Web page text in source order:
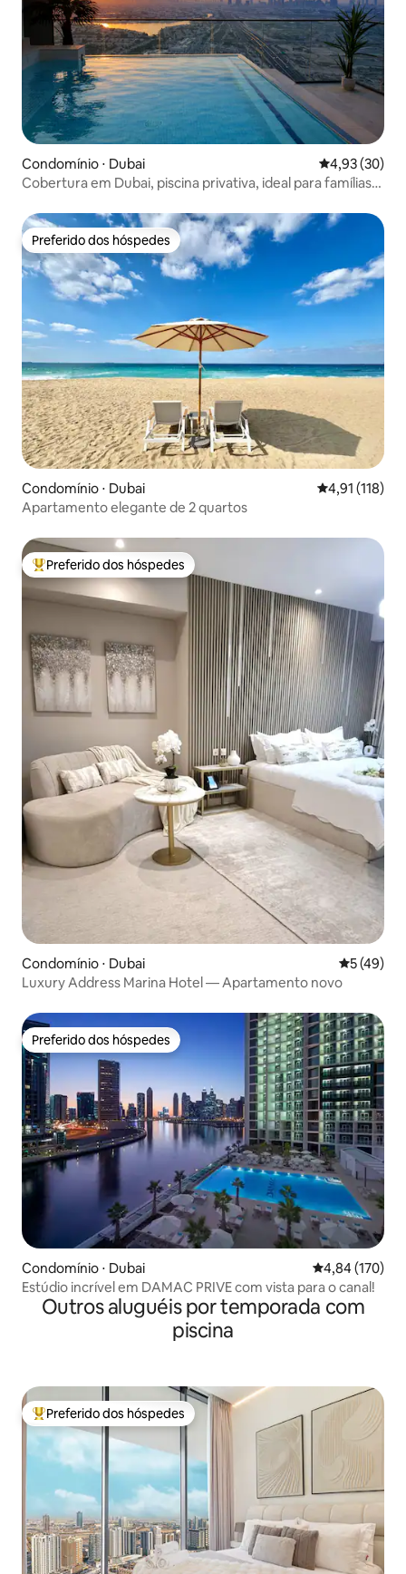
Condomínio ⋅ Dubai 4,93 de uma
4,93 (30)
Cobertura em Dubai, piscina privativa, ideal para famílias,
Preferido dos hóspedes
Preferido dos hóspedes
Condomínio ⋅ Dubai 4,91 de uma
4,91 (118)
Apartamento elegante de 2 quartos
Entre os melhores preferidos dos hóspedes
Preferido dos hóspedes
Condomínio ⋅ Dubai 5 de uma
5 (49)
Luxury Address Marina Hotel — Apartamento novo
Preferido dos hóspedes
Preferido dos hóspedes
Condomínio ⋅ Dubai 4,84 de uma
4,84 (170)
Estúdio incrível em DAMAC PRIVE com vista para o canal!
Outros aluguéis por temporada com
piscina
Entre os melhores preferidos dos hóspedes
Preferido dos hóspedes